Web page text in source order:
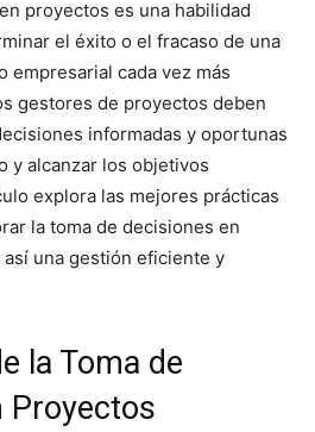
proyectos es una habilidad
el éxito o el fracaso de una
empresarial cada vez más
gestores de proyectos deben
informadas y oportunas
y alcanzar los objetivos
explora las mejores prácticas
la toma de decisiones en
una gestión eficiente y
la Toma de
Proyectos